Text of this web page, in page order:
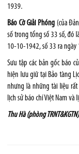
1939.
Báo Cờ Giải Phóng(của
số trong tổng số 33 số, đó
10-10-1942, số 33 ra
Sưu tập các bản gốc báo
hiện lưu giữ tại Bảo tàng
nhưng là những tài liệu
lịch sử báo chí Việt Nam và
Thu Hà (phòng TRNT&KGTN)